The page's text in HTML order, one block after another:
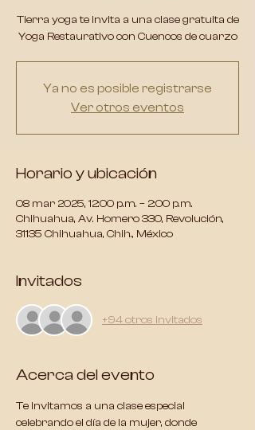
Tierra yoga te invita a una clase gratuita de
Yoga Restaurativo con Cuencos de cuarzo
Ya no es posible registrarse
Ver otros eventos
Horario y ubicación
08 mar 2025, 12:00 p.m. – 2:00 p.m.
Chihuahua, Av. Homero 330, Revolución,
31135 Chihuahua, Chih., México
Invitados
+94 otros invitados
Acerca del evento
Te invitamos a una clase especial
celebrando el día de la mujer, donde